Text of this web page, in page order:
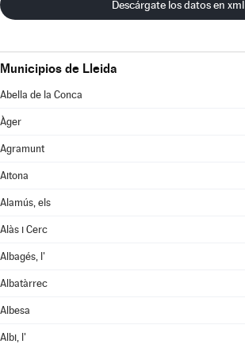
Descárgate los datos en xml
Municipios de Lleida
Abella de la Conca
Àger
Agramunt
Aitona
Alamús, els
Alàs i Cerc
Albagés, l'
Albatàrrec
Albesa
Albi, l'